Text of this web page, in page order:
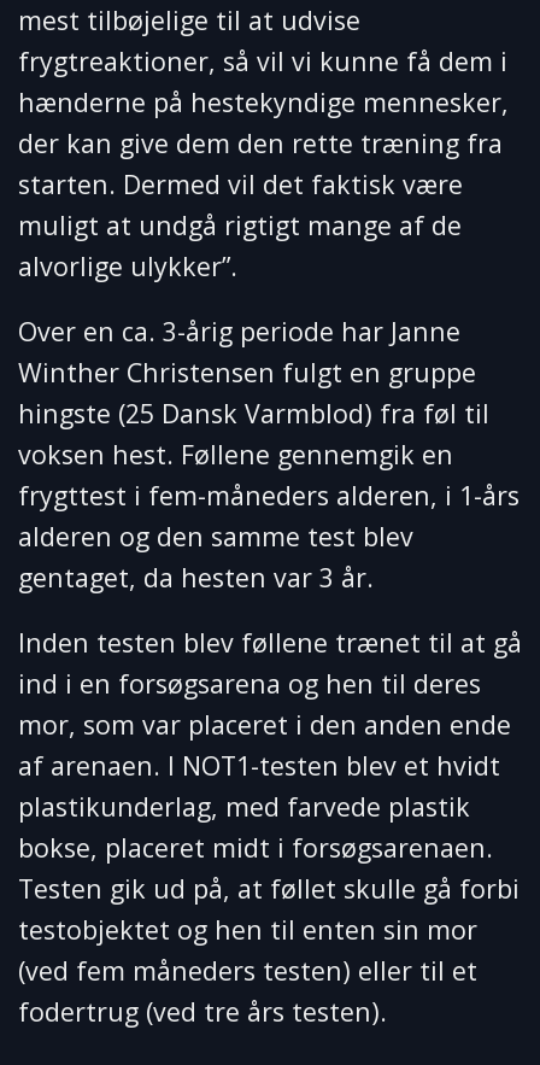
mest tilbøjelige til at udvise
frygtreaktioner, så vil vi kunne få dem i
hænderne på hestekyndige mennesker,
der kan give dem den rette træning fra
starten. Dermed vil det faktisk være
muligt at undgå rigtigt mange af de
alvorlige ulykker”.
Over en ca. 3-årig periode har Janne
Winther Christensen fulgt en gruppe
hingste (25 Dansk Varmblod) fra føl til
voksen hest. Føllene gennemgik en
frygttest i fem-måneders alderen, i 1-års
alderen og den samme test blev
gentaget, da hesten var 3 år.
Inden testen blev føllene trænet til at gå
ind i en forsøgsarena og hen til deres
mor, som var placeret i den anden ende
af arenaen. I NOT1-testen blev et hvidt
plastikunderlag, med farvede plastik
bokse, placeret midt i forsøgsarenaen.
Testen gik ud på, at føllet skulle gå forbi
testobjektet og hen til enten sin mor
(ved fem måneders testen) eller til et
fodertrug (ved tre års testen).